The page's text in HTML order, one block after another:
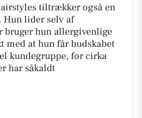
tiltrækker også en
lider selv af
hun allergivenlige
med at hun får budskabet
kundegruppe, for cirka
har såkaldt